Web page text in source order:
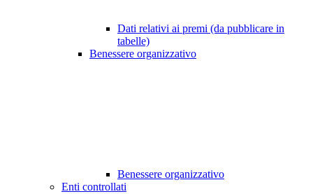
Dati relativi ai premi (da pubblicare in
tabelle)
Benessere organizzativo
Benessere organizzativo
Enti controllati